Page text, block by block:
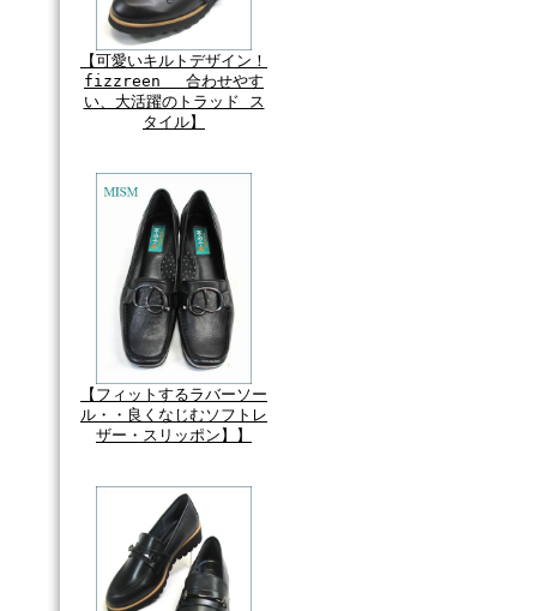
【可愛いキルトデザイン！
fizzreen 合わせやす
い、大活躍のトラッド ス
タイル】
【フィットするラバーソー
ル・・良くなじむソフトレ
ザー・スリッポン】】